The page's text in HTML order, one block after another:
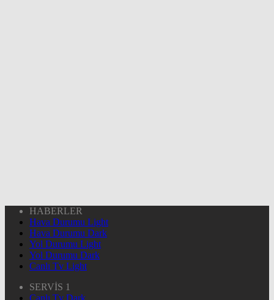
HABERLER
Hava Durumu Light
Hava Durumu Dark
Yol Durumu Light
Yol Durumu Dark
Canlı Tv Light
SERVİS 1
Canlı Tv Dark